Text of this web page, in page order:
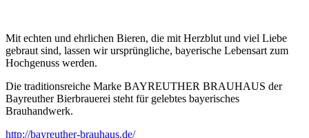
Mit echten und ehrlichen Bieren, die mit Herzblut und viel Liebe
gebraut sind, lassen wir ursprüngliche, bayerische Lebensart zum
Hochgenuss werden.
Die traditionsreiche Marke BAYREUTHER BRAUHAUS der
Bayreuther Bierbrauerei steht für gelebtes bayerisches
Brauhandwerk.
http://bayreuther-brauhaus.de/